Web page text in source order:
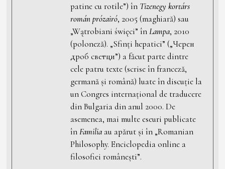
patine cu rotile”) în Tizenegy kortárs
román prózairó, 2005 (maghiară) sau
„Wątrobiani święci” înLampa, 2010
(poloneză). „Sfinți hepatici” („Черен
дроб светци”) a făcut parte dintre
cele patru texte (scrise în franceză,
germană și română) luate în discuție la
un Congres internațional de traducere
din Bulgaria din anul 2000. De
asemenea, mai multe eseuri publicate
înFamiliaau apărut și în „Romanian
Philosophy. Enciclopedia online a
filosofiei românești”.